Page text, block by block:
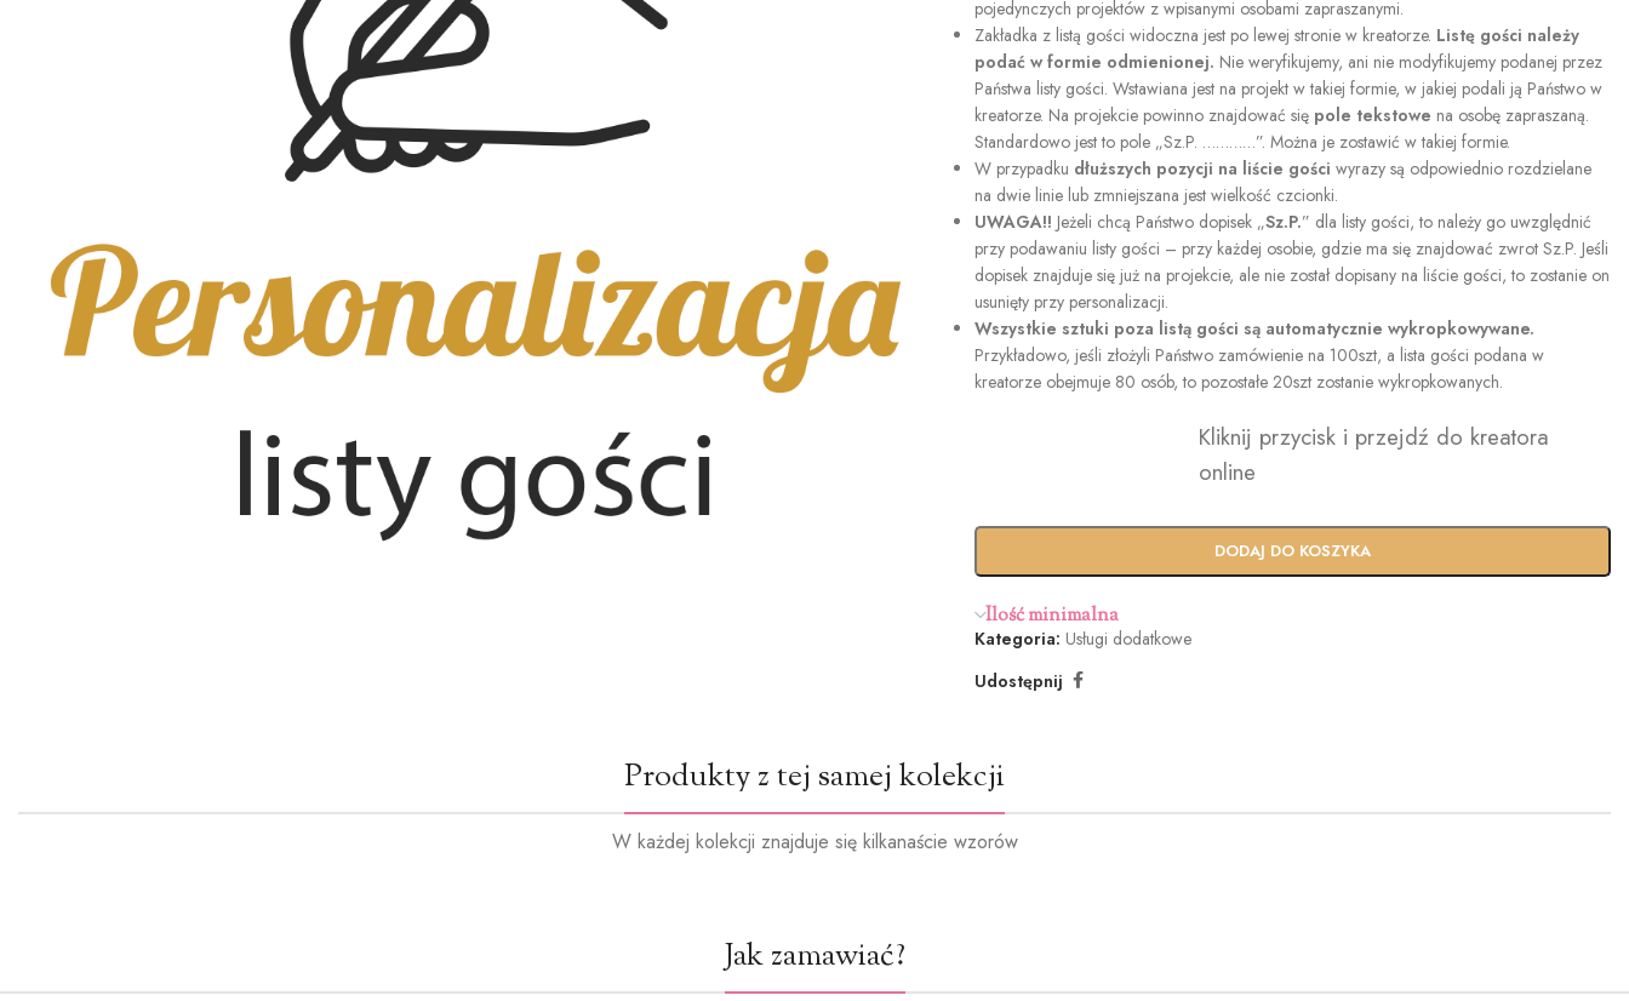
pojedynczych projektów z wpisanymi osobami zapraszanymi.
Zakładka z listą gości widoczna jest po lewej stronie w kreatorze. Listę gości należy
podać w formie odmienionej. Nie weryfikujemy, ani nie modyfikujemy podanej przez
Państwa listy gości. Wstawiana jest na projekt w takiej formie, w jakiej podali ją Państwo w
kreatorze. Na projekcie powinno znajdować się pole tekstowe na osobę zapraszaną.
Standardowo jest to pole „Sz.P. …………”. Można je zostawić w takiej formie.
W przypadku dłuższych pozycji na liście gości wyrazy są odpowiednio rozdzielane
na dwie linie lub zmniejszana jest wielkość czcionki.
UWAGA!! Jeżeli chcą Państwo dopisek „Sz.P.” dla listy gości, to należy go uwzględnić
przy podawaniu listy gości – przy każdej osobie, gdzie ma się znajdować zwrot Sz.P. Jeśli
dopisek znajduje się już na projekcie, ale nie został dopisany na liście gości, to zostanie on
usunięty przy personalizacji.
Wszystkie sztuki poza listą gości są automatycznie wykropkowywane.
Przykładowo, jeśli złożyli Państwo zamówienie na 100szt, a lista gości podana w
kreatorze obejmuje 80 osób, to pozostałe 20szt zostanie wykropkowanych.
Kliknij przycisk i przejdź do kreatora
online
DODAJ DO KOSZYKA
Ilość minimalna
Kategoria: Usługi dodatkowe
Udostępnij
Produkty z tej samej kolekcji
W każdej kolekcji znajduje się kilkanaście wzorów
Jak zamawiać?